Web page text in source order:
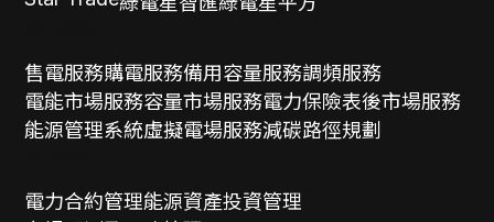
售電服務購電服務備用容量服務調頻服務
電能市場服務容量市場服務電力保險表後市場服務
能源管理系統虛擬電場服務減碳路徑規劃
電力合約管理能源資產投資管理